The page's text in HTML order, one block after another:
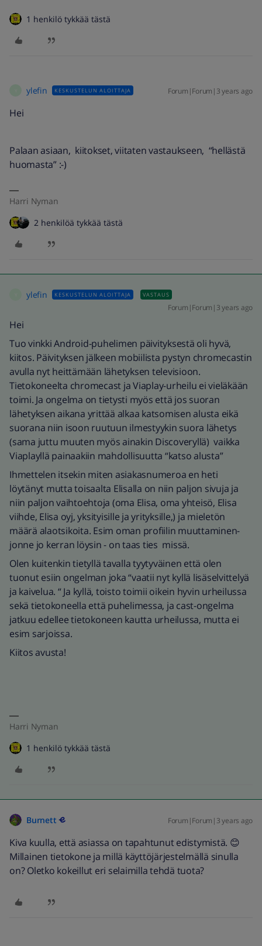
1 henkilö tykkää tästä
ylefin KESKUSTELUN ALOITTAJA Forum|Forum|3 years ago
Hei
Palaan asiaan, kiitokset, viitaten vastaukseen, “hellästä
huomasta” :-)
Harri Nyman
2 henkilöä tykkää tästä
ylefin KESKUSTELUN ALOITTAJA VASTAUS
Forum|Forum|3 years ago
Hei
Tuo vinkki Android-puhelimen päivityksestä oli hyvä,
kiitos. Päivityksen jälkeen mobiilista pystyn chromecastin
avulla nyt heittämään lähetyksen televisioon.
Tietokoneelta chromecast ja Viaplay-urheilu ei vieläkään
toimi. Ja ongelma on tietysti myös että jos suoran
lähetyksen aikana yrittää alkaa katsomisen alusta eikä
suorana niin isoon ruutuun ilmestyykin suora lähetys
(sama juttu muuten myös ainakin Discoveryllä) vaikka
Viaplayllä painaakiin mahdollisuutta “katso alusta”
Ihmettelen itsekin miten asiakasnumeroa en heti
löytänyt mutta toisaalta Elisalla on niin paljon sivuja ja
niin paljon vaihtoehtoja (oma Elisa, oma yhteisö, Elisa
viihde, Elisa oyj, yksityisille ja yrityksille,) ja mieletön
määrä alaotsikoita. Esim oman profiilin muuttaminen-
jonne jo kerran löysin - on taas ties missä.
Olen kuitenkin tietyllä tavalla tyytyväinen että olen
tuonut esiin ongelman joka “vaatii nyt kyllä lisäselvittelyä
ja kaivelua. “ Ja kyllä, toisto toimii oikein hyvin urheilussa
sekä tietokoneella että puhelimessa, ja cast-ongelma
jatkuu edellee tietokoneen kautta urheilussa, mutta ei
esim sarjoissa.
Kiitos avusta!
Harri Nyman
1 henkilö tykkää tästä
Burnett Forum|Forum|3 years ago
Kiva kuulla, että asiassa on tapahtunut edistymistä. 😊
Millainen tietokone ja millä käyttöjärjestelmällä sinulla
on? Oletko kokeillut eri selaimilla tehdä tuota?